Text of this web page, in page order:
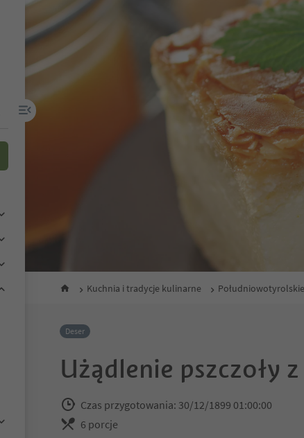
link użytkownika
link menu
Kuchnia i tradycje kulinarne
Deser
Użądlenie pszczoły
Czas przygotowania: 30/12/1899 01:00:00
6 porcje